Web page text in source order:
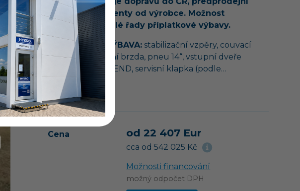
servis a dokumenty od výrobce. Možnost
doobjednání celé řady příplatkové výbavy.
STANDARDNÍ VÝBAVA:stabilizační vzpěry, couvací
automatika, ruční brzda, pneu 14“, vstupní dveře
WEINSBERG TREND, servisní klapka (podle…
Více o vozu
Cena od 22 407 Eur
cca od 542 025 Kč
Možnosti financování
možný odpočet DPH